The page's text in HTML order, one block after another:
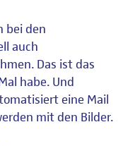
bei den
auch
Das ist das
habe. Und
eine Mail
mit den Bilder.